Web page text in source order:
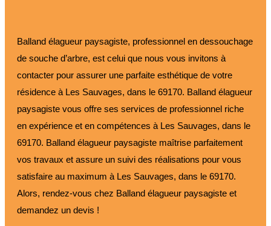
Balland élagueur paysagiste, professionnel en dessouchage
de souche d’arbre, est celui que nous vous invitons à
contacter pour assurer une parfaite esthétique de votre
résidence à Les Sauvages, dans le 69170. Balland élagueur
paysagiste vous offre ses services de professionnel riche
en expérience et en compétences à Les Sauvages, dans le
69170. Balland élagueur paysagiste maîtrise parfaitement
vos travaux et assure un suivi des réalisations pour vous
satisfaire au maximum à Les Sauvages, dans le 69170.
Alors, rendez-vous chez Balland élagueur paysagiste et
demandez un devis !